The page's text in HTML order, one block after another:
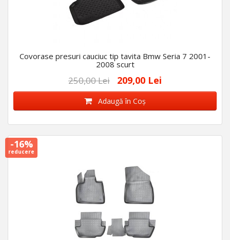
Covorase presuri cauciuc tip tavita Bmw Seria 7 2001-
2008 scurt
250,00 Lei 209,00 Lei
Adaugă în Coş
-16%
reducere